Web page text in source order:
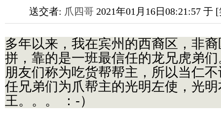
送交者: 爪四哥 2021年01月16日08:21:57 于
多年以来，我在宾州的西裔区，非
拼，靠的是一班最信任的龙兄虎弟
朋友们称为吃货帮帮主，所以当仁
任兄弟们为爪帮主的光明左使，光
王。。。 ：-）